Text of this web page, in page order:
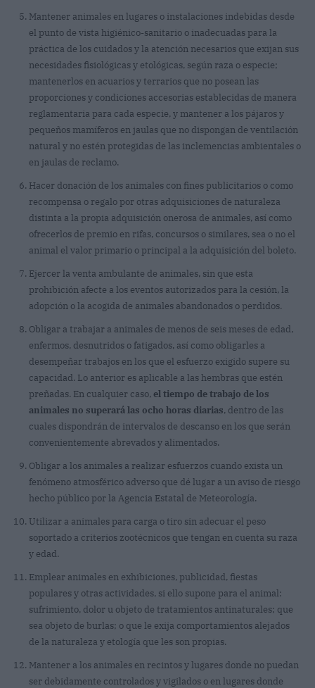
Mantener animales en lugares o instalaciones indebidas desde
el punto de vista higiénico-sanitario o inadecuadas para la
práctica de los cuidados y la atención necesarios que exijan sus
necesidades fisiológicas y etológicas, según raza o especie;
mantenerlos en acuarios y terrarios que no posean las
proporciones y condiciones accesorias establecidas de manera
reglamentaria para cada especie, y mantener a los pájaros y
pequeños mamíferos en jaulas que no dispongan de ventilación
natural y no estén protegidas de las inclemencias ambientales o
en jaulas de reclamo.
Hacer donación de los animales con fines publicitarios o como
recompensa o regalo por otras adquisiciones de naturaleza
distinta a la propia adquisición onerosa de animales, así como
ofrecerlos de premio en rifas, concursos o similares, sea o no el
animal el valor primario o principal a la adquisición del boleto.
Ejercer la venta ambulante de animales, sin que esta
prohibición afecte a los eventos autorizados para la cesión, la
adopción o la acogida de animales abandonados o perdidos.
Obligar a trabajar a animales de menos de seis meses de edad,
enfermos, desnutridos o fatigados, así como obligarles a
desempeñar trabajos en los que el esfuerzo exigido supere su
capacidad. Lo anterior es aplicable a las hembras que estén
preñadas. En cualquier caso, el tiempo de trabajo de los
animales no superará las ocho horas diarias, dentro de las
cuales dispondrán de intervalos de descanso en los que serán
convenientemente abrevados y alimentados.
Obligar a los animales a realizar esfuerzos cuando exista un
fenómeno atmosférico adverso que dé lugar a un aviso de riesgo
hecho público por la Agencia Estatal de Meteorología.
Utilizar a animales para carga o tiro sin adecuar el peso
soportado a criterios zootécnicos que tengan en cuenta su raza
y edad.
Emplear animales en exhibiciones, publicidad, fiestas
populares y otras actividades, si ello supone para el animal:
sufrimiento, dolor u objeto de tratamientos antinaturales; que
sea objeto de burlas; o que le exija comportamientos alejados
de la naturaleza y etología que les son propias.
Mantener a los animales en recintos y lugares donde no puedan
ser debidamente controlados y vigilados o en lugares donde